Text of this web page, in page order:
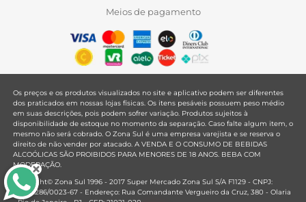
Meios de pagamento
Os preços e os produtos visualizados no site e aplicativo podem ser diferentes
dos praticados em nossas lojas físicas. Os itens pesáveis possuem peso médio
em suas descrições, pois podem sofrer variação. Produtos sujeitos à
disponibilidade de estoque no momento da separação. Caso falte algum item, o
mesmo não será cobrado. O Zona Sul é uma empresa varejista e se reserva o
direito de não vender por atacado. A VENDA E O CONSUMO DE BEBIDAS
ALCOÓLICAS SÃO PROIBIDOS PARA MENORES DE 18 ANOS. BEBA COM
MODERAÇÃO.
Copyright© Zona Sul 1996 - 2017 Super Mercado Zona Sul S/A F1129 - CNPJ:
33.381.286/0023-67 - Endereço: Rua Comandante Vergueiro da Cruz, 380 - Olaria